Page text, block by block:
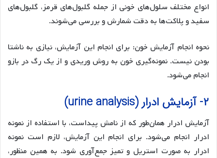
انواع مختلف سلول‌های خونی از جمله گلبول‌های قرمز، گلبول‌های
سفید و پلاکت‌ها به دقت شمارش و بررسی می‌شوند.
نحوه انجام آزمایش خون: برای انجام این آزمایش، نیازی به ناشتا
بودن نیست. نمونه‌گیری خون به روش وریدی و از یک رگ در بازو
انجام می‌شود.
۲- آزمایش ادرار (urine analysis)
آزمایش ادرار همان‌طور که از نامش پیداست، با استفاده از نمونه
ادرار انجام می‌شود. برای انجام این آزمایش، لازم است نمونه
ادرار به صورت استریل و تمیز جمع‌آوری شود. به همین منظور،